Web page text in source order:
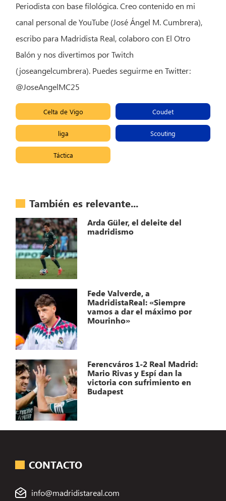
Periodista con base filológica. Creo contenido en mi
canal personal de YouTube (José Ángel M. Cumbrera),
escribo para Madridista Real, colaboro con El Otro
Balón y nos divertimos por Twitch
(joseangelcumbrera). Puedes seguirme en Twitter:
@JoseAngelMC25
Celta de Vigo Coudet
liga Scouting
Táctica
También es relevante...
Arda Güler, el deleite del
madridismo
Fede Valverde, a
MadridistaReal: «Siempre
vamos a dar el máximo por
Mourinho»
Ferencváros 1-2 Real Madrid:
Mario Rivas y Espí dan la
victoria con sufrimiento en
Budapest
CONTACTO
info@madridistareal.com